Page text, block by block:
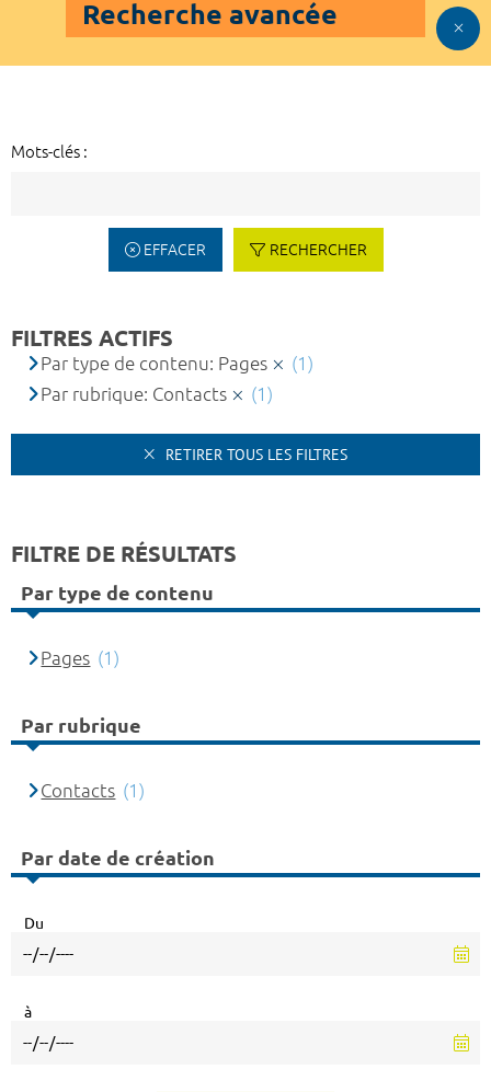
Recherche avancée
Mots-clés :
EFFACER RECHERCHER
FILTRES ACTIFS
Par type de contenu: Pages
(1)
Par rubrique: Contacts
(1)
RETIRER TOUS LES FILTRES
FILTRE DE RÉSULTATS
Par type de contenu
Pages (1)
Par rubrique
Contacts (1)
Par date de création
Du
à